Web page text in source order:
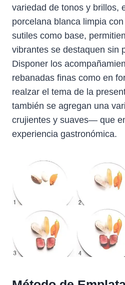
variedad de tonos y brillos,
porcelana blanca limpia
sutiles como base,
vibrantes se destaquen sin
Disponer los
rebanadas finas como en
realzar el tema de la
también se agregan una
crujientes y suaves— que
experiencia gastronómica.